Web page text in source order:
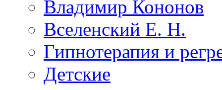
Владимир Кононов
Вселенский Е. Н.
Гипнотерапия и
Детские